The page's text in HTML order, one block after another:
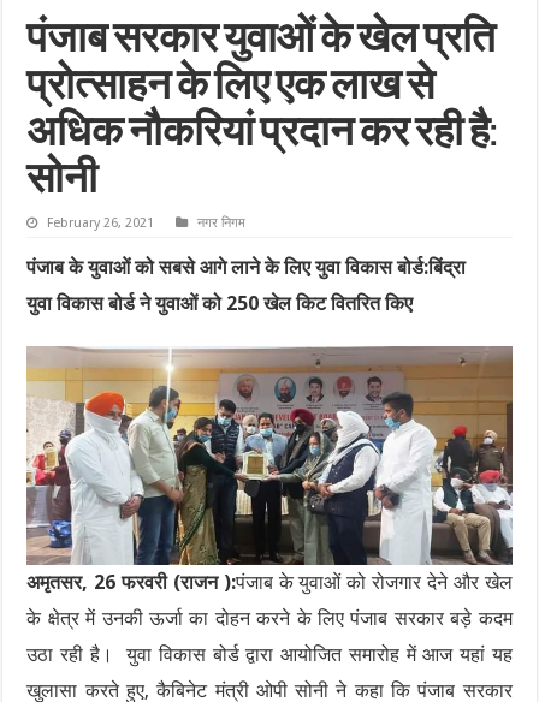
पंजाब सरकार युवाओं के खेल प्रति
प्रोत्साहन के लिए एक लाख से
अधिक नौकरियां प्रदान कर रही है:
सोनी
February 26, 2021 नगर निगम
पंजाब के युवाओं को सबसे आगे लाने के लिए युवा विकास बोर्ड:बिंद्रा
युवा विकास बोर्ड ने युवाओं को 250 खेल किट वितरित किए
अमृतसर, 26 फरवरी (राजन ):पंजाब के युवाओं को रोजगार देने और खेल
के क्षेत्र में उनकी ऊर्जा का दोहन करने के लिए पंजाब सरकार बड़े कदम
उठा रही है। युवा विकास बोर्ड द्वारा आयोजित समारोह में आज यहां यह
खुलासा करते हुए, कैबिनेट मंत्री ओपी सोनी ने कहा कि पंजाब सरकार